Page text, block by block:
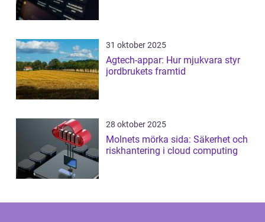
31 oktober 2025
Agtech-appar: Hur mjukvara styr
jordbrukets framtid
28 oktober 2025
Molnets mörka sida: Säkerhet och
riskhantering i cloud computing